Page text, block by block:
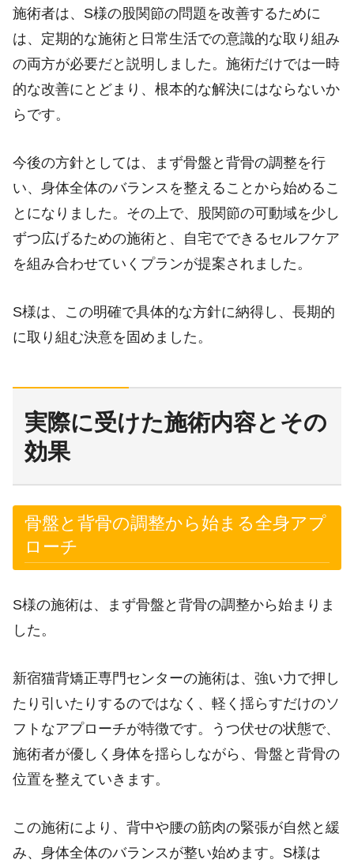
施術者は、S様の股関節の問題を改善するために
は、定期的な施術と日常生活での意識的な取り組み
の両方が必要だと説明しました。施術だけでは一時
的な改善にとどまり、根本的な解決にはならないか
らです。
今後の方針としては、まず骨盤と背骨の調整を行
い、身体全体のバランスを整えることから始めるこ
とになりました。その上で、股関節の可動域を少し
ずつ広げるための施術と、自宅でできるセルフケア
を組み合わせていくプランが提案されました。
S様は、この明確で具体的な方針に納得し、長期的
に取り組む決意を固めました。
実際に受けた施術内容とその
効果
骨盤と背骨の調整から始まる全身アプ
ローチ
S様の施術は、まず骨盤と背骨の調整から始まりま
した。
新宿猫背矯正専門センターの施術は、強い力で押し
たり引いたりするのではなく、軽く揺らすだけのソ
フトなアプローチが特徴です。うつ伏せの状態で、
施術者が優しく身体を揺らしながら、骨盤と背骨の
位置を整えていきます。
この施術により、背中や腰の筋肉の緊張が自然と緩
み、身体全体のバランスが整い始めます。S様は